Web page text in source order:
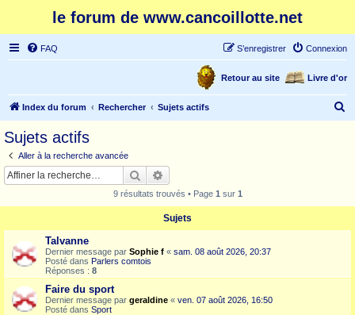
le forum de www.cancoillotte.net
FAQ Connexion
S’enregistrer
Livre d'or
Retour au site
Index du forum Rechercher Sujets actifs
r
Sujets actifs
Aller à la recherche avancée
Rechercher
9 résultats trouvés • Page 1 sur 1
Sujets
Talvanne
Dernier message par Sophie f « sam. 08 août 2026, 20:37
Posté dans Parlers comtois
Réponses : 8
Faire du sport
Dernier message par geraldine « ven. 07 août 2026, 16:50
Posté dans Sport